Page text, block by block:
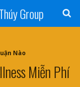
Group
Nào
Miễn Phí